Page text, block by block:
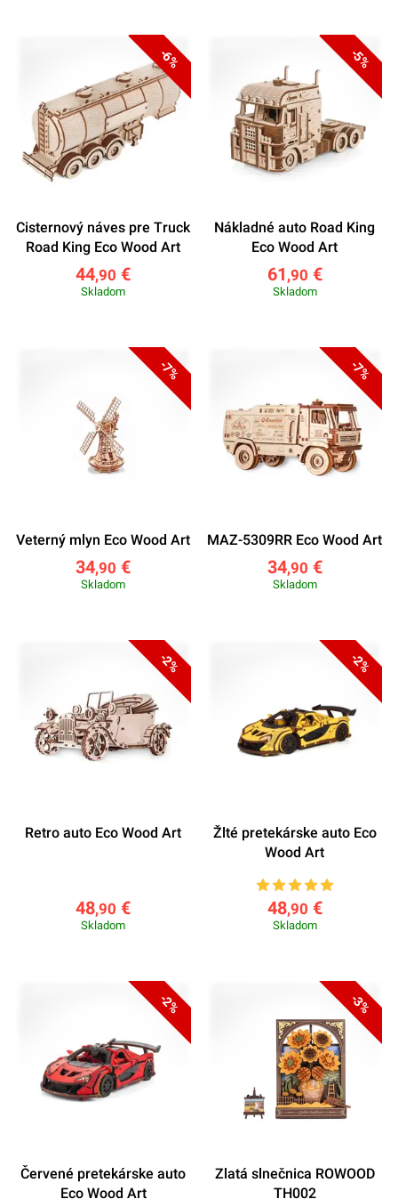
-6%
Cisternový náves pre Truck
Road King Eco Wood Art
44,90 €
Skladom
-5%
Nákladné auto Road King
Eco Wood Art
61 ,90 €
Skladom
-7%
Veterný mlyn Eco Wood Art
34,90 €
Skladom
-7%
MAZ-5309RR Eco Wood Art
34,90 €
Skladom
-2%
Retro auto Eco Wood Art
48,90 €
Skladom
-2%
Žlté pretekárske auto Eco
Wood Art
48,90 €
Skladom
-2%
Červené pretekárske auto
Eco Wood Art
-3%
Zlatá slnečnica ROWOOD
TH002